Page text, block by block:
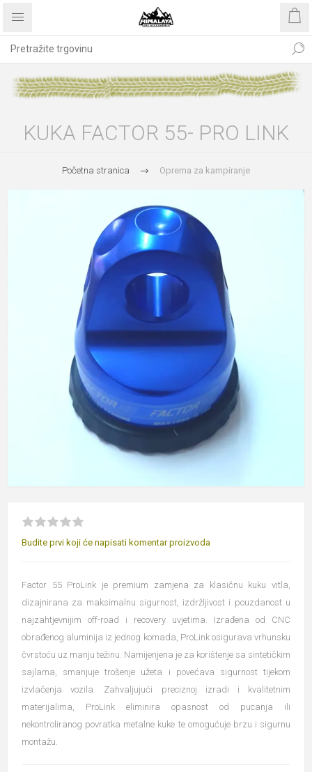
KUKA FACTOR 55- PRO LINK
Početna stranica Oprema za kampiranje
Budite prvi koji će napisati komentar proizvoda
Factor 55 ProLink je premium zamjena za klasičnu kuku vitla,
dizajnirana za maksimalnu sigurnost, izdržljivost i pouzdanost u
najzahtjevnijim off-road i recovery uvjetima. Izrađena od CNC
obrađenog aluminija iz jednog komada, ProLink osigurava vrhunsku
čvrstoću uz manju težinu. Namijenjena je za korištenje sa sintetičkim
sajlama, smanjuje trošenje užeta i povećava sigurnost tijekom
izvlačenja vozila. Zahvaljujući preciznoj izradi i kvalitetnim
materijalima, ProLink eliminira opasnost od pucanja ili
nekontroliranog povratka metalne kuke te omogućuje brzu i sigurnu
montažu.